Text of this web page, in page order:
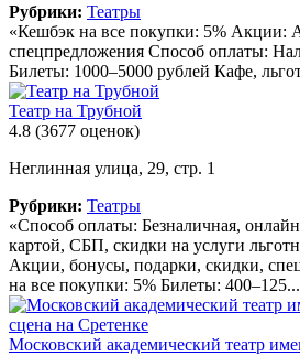
Рубрики: Театры
«Кешбэк на все покупки: 5% Акции:
спецпредложения Способ оплаты:
Билеты: 1000–5000 рублей Кафе,
Театр на Трубной
4.8 (3677 оценок)
Неглинная улица, 29, стр. 1
Рубрики: Театры
«Способ оплаты: Безналичная,
картой, СБП, скидки на услуги
Акции, бонусы, подарки, скидки,
на все покупки: 5% Билеты:
Московский академический театр